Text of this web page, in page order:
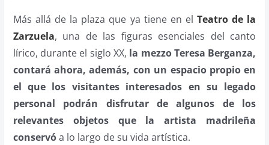
Más allá de la plaza que ya tiene en elTeatro de la
Zarzuela, una de las figuras esenciales del canto
lírico, durante el siglo XX, la mezzo Teresa Berganza,
contará ahora, además, con un espacio propio en
el que los visitantes interesados en su legado
personal podrán disfrutar de algunos de los
relevantes objetos que la artista madrileña
conservóa lo largo de su vida artística.